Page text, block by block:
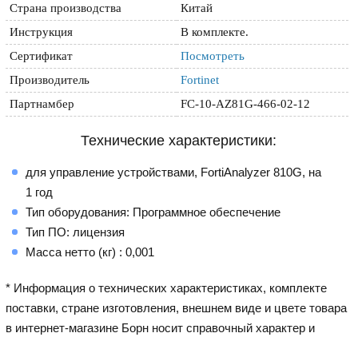
Страна производства
Китай
Инструкция
В комплекте.
Сертификат
Посмотреть
Производитель
Fortinet
Партнамбер
FC-10-AZ81G-466-02-12
Технические характеристики:
для управление устройствами, FortiAnalyzer 810G, на
1 год
Тип оборудования: Программное обеспечение
Тип ПО: лицензия
Масса нетто (кг) : 0,001
* Информация о технических характеристиках, комплекте
поставки, стране изготовления, внешнем виде и цвете товара
в интернет-магазине Борн носит справочный характер и